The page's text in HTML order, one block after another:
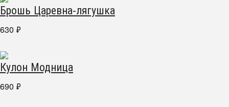
Брошь Царевна-лягушка
630 ₽
Кулон Модница
690 ₽